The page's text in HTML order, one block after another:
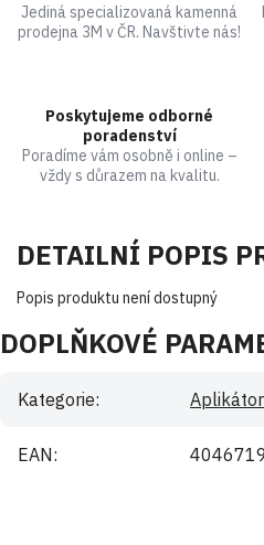
Jediná specializovaná kamenná
prodejna 3M v ČR. Navštivte nás!
Poskytujeme odborné
poradenství
Poradíme vám osobně i online –
vždy s důrazem na kvalitu.
DETAILNÍ POPIS
Popis produktu není dostupný
DOPLŇKOVÉ
Kategorie:
EAN: